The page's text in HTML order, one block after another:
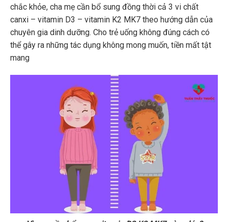
chắc khỏe, cha mẹ cần bổ sung đồng thời cả 3 vi chất
canxi – vitamin D3 – vitamin K2 MK7 theo hướng dẫn của
chuyên gia dinh dưỡng. Cho trẻ uống không đúng cách có
thể gây ra những tác dụng không mong muốn, tiền mất tật
mang